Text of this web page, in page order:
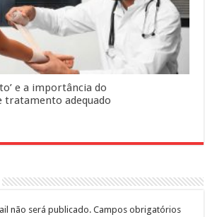
e a importância do
tratamento adequado
não será publicado. Campos obrigatórios